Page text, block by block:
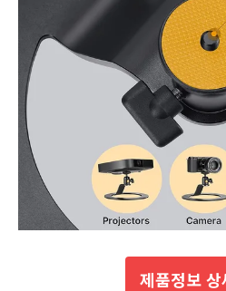
제품정보 상